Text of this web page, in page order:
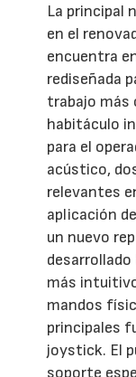
La principal
en el
encuentra
rediseñada
trabajo más
habitáculo
para el
acústico,
relevantes
aplicación
un nuevo
más
mandos
principales
joystick. El
soporte